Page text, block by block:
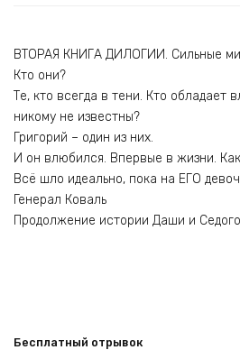
ВТОРАЯ КНИГА ДИЛОГИИ. Сильные
Кто они?
Те, кто всегда в тени. Кто обладает
никому не известны?
Григорий – один из них.
И он влюбился. Впервые в жизни.
Всё шло идеально, пока на ЕГО
Генерал Коваль
Продолжение истории Даши и
Бесплатный отрывок